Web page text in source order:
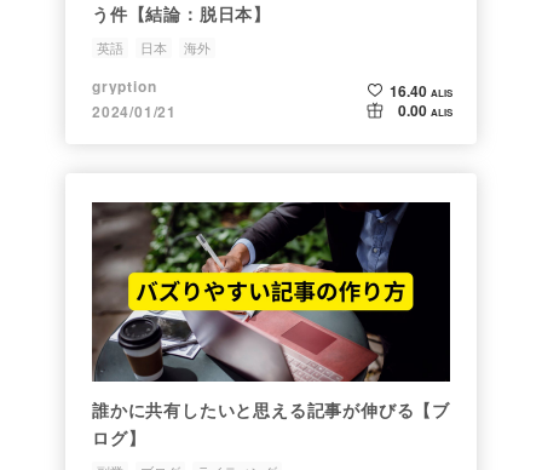
う件【結論：脱日本】
英語 日本 海外
gryption
2024/01/21
16.40 ALIS
0.00 ALIS
誰かに共有したいと思える記事が伸びる【ブ
ログ】